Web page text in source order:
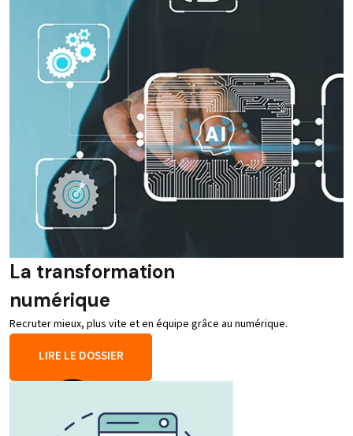
La transformation
numérique
Recruter mieux, plus vite et en équipe grâce au numérique.
LIRE LE DOSSIER